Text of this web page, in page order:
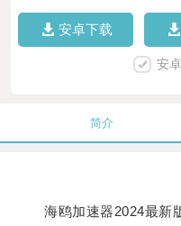
安卓下载
安
简介
海鸥加速器2024最新版